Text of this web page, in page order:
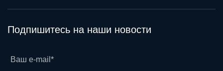
Подпишитесь на наши новости
Ваш e-mail*